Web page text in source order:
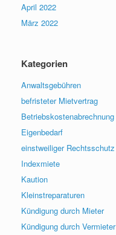
April 2022
März 2022
Kategorien
Anwaltsgebühren
befristeter Mietvertrag
Betriebskostenabrechnung
Eigenbedarf
einstweiliger Rechtsschutz
Indexmiete
Kaution
Kleinstreparaturen
Kündigung durch Mieter
Kündigung durch Vermieter